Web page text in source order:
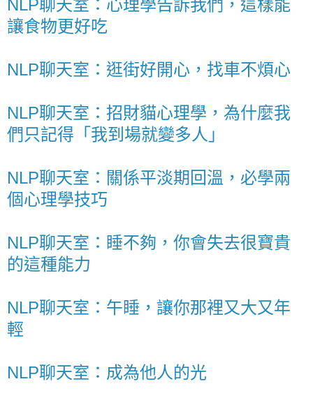
NLP聊天室：心理學告訴我們，這樣能
讓食物更好吃
NLP聊天室：逛街好開心，找車不煩心
NLP聊天室：招財貓心理學，為什麼我
們只記得「我到場就變多人」
NLP聊天室：關係平淡期回溫，必學兩
個心理學技巧
NLP聊天室：睡不夠，你會失去很寶貴
的這種能力
NLP聊天室：午睡，讓你那裡又大又年
輕
NLP聊天室：成為他人的光